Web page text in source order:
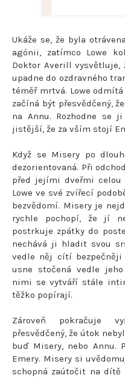
Ukáže se, že byla
agónii, zatímco Lowe
Doktor Averill
upadne do ozdravného
téměř mrtvá. Lowe
začíná být přesvědčený,
na Annu. Rozhodne se
jistější, že za vším stojí
Když se Misery po
dezorientovaná. Při
před jejími dveřmi
Lowe ve své zvířecí
bezvědomí. Misery je
rychle pochopí, že jí
postrkuje zpátky do
nechává ji hladit svou
vedle něj cítí bezpečněji
usne stočená vedle
nimi se vytváří stále
těžko popírají.
Zároveň pokračuje
přesvědčený, že útok
buď Misery, nebo Annu.
Emery. Misery si
schopná zaútočit na